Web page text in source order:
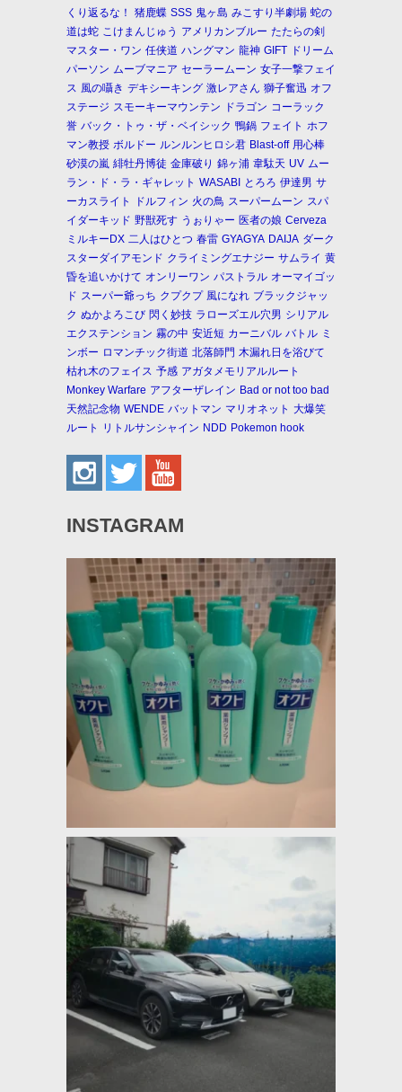
くり返るな！
猪鹿蝶 SSS 鬼ヶ島 みこすり半劇場 蛇の
道は蛇 こけまんじゅう アメリカンブルー たたらの剣
マスター・ワン 任侠道 ハングマン 龍神 GIFT ドリーム
パーソン ムーブマニア セーラームーン 女子一撃フェイ
ス 風の囁き デキシーキング 激レアさん 獅子奮迅 オフ
ステージ スモーキーマウンテン ドラゴン コーラック
誉 バック・トゥ・ザ・ベイシック 鴨鍋 フェイト ホフ
マン教授 ボルドー ルンルンヒロシ君 Blast-off 用心棒
砂漠の嵐 緋牡丹博徒 金庫破り 錦ヶ浦 韋駄天 UV ムー
ラン・ド・ラ・ギャレット WASABI とろろ 伊達男 サ
ーカスライト
ドルフィン 火の鳥 スーパームーン スパ
イダーキッド 野獣死す うぉりゃー 医者の娘 Cerveza
ミルキーDX 二人はひとつ 春雷 GYAGYA DAIJA ダーク
スターダイアモンド クライミングエナジー サムライ 黄
昏を追いかけて オンリーワン パストラル オーマイゴッ
ド スーパー爺っち クプクプ 風になれ ブラックジャッ
ク ぬかよろこび 閃く妙技 ラローズエル穴男 シリアル
エクステンション 霧の中 安近短 カーニバル バトル ミ
ンボー ロマンチック街道 北落師門 木漏れ日を浴びて
枯れ木のフェイス 予感 アガタメモリアルルート
Monkey Warfare アフターザレイン Bad or not too bad
天然記念物 WENDE バットマン マリオネット 大爆笑
ルート
リトルサンシャイン NDD Pokemon hook
INSTAGRAM